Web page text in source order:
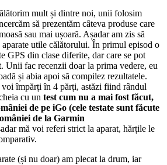
mult și dintre noi, unii folosim
să prezentăm câteva produse care
sau mai ușoară. Așadar am zis să
aparate utile călătorului. În primul episod o
GPS din clase diferite, dar care se pot
Unii fac recenzii doar la prima vedere, eu
și abia apoi să compilez rezultatele.
voi împărți în 4 părți, astăzi fiind rândul
cu un test cum nu a mai fost făcut,
de pe iGo (cele testate sunt făcute
de la Garmin
mă voi referi strict la aparat, hărțile le
(și nu doar) am plecat la drum, iar